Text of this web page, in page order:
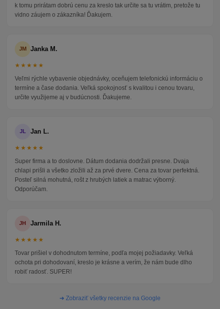
k tomu prirátam dobrú cenu za kreslo tak určite sa tu vrátim, pretože tu
vidno záujem o zákazníka! Ďakujem.
JM Janka M.
★★★★★
Veľmi rýchle vybavenie objednávky, oceňujem telefonickú informáciu o
termíne a čase dodania. Veľká spokojnosť s kvalitou i cenou tovaru,
určite využijeme aj v budúcnosti. Ďakujeme.
JL Jan L.
★★★★★
Super firma a to doslovne. Dátum dodania dodržali presne. Dvaja
chlapi prišli a všetko zložili až za prvé dvere. Cena za tovar perfektná.
Posteľ silná mohutná, rošt z hrubých latiek a matrac výborný.
Odporúčam.
JH Jarmila H.
★★★★★
Tovar prišiel v dohodnutom termíne, podľa mojej požiadavky. Veľká
ochota pri dohodovaní, kreslo je krásne a verím, že nám bude dlho
robiť radosť. SUPER!
➜ Zobraziť všetky recenzie na Google